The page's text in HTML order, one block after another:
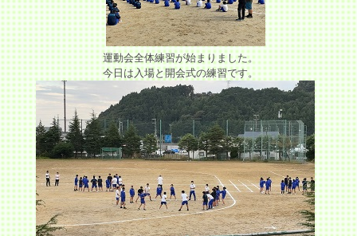
運動会全体練習が始まりました。
今日は入場と開会式の練習です。